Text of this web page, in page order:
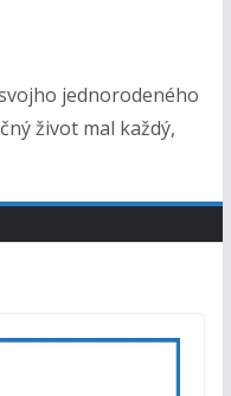
jednorodeného
život mal každý,